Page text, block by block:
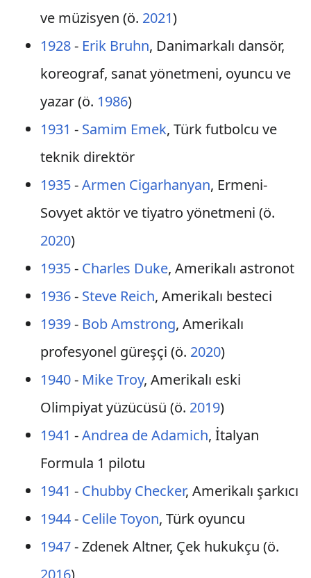
ve müzisyen (ö. 2021)
1928- Erik Bruhn, Danimarkalı dansör,
koreograf, sanat yönetmeni, oyuncu ve
yazar (ö. 1986)
1931 - Samim Emek, Türk futbolcu ve
teknik direktör
1935-Armen Cigarhanyan, Ermeni-
Sovyet aktör ve tiyatro yönetmeni (ö.
2020)
1935- Charles Duke, Amerikalı astronot
1936- Steve Reich, Amerikalı besteci
1939- Bob Amstrong, Amerikalı
profesyonel güreşçi (ö. 2020)
1940- Mike Troy, Amerikalı eski
Olimpiyat yüzücüsü (ö. 2019)
1941 -Andrea de Adamich, İtalyan
Formula 1 pilotu
1941 - Chubby Checker, Amerikalı şarkıcı
1944- Celile Toyon, Türk oyuncu
1947- Zdenek Altner, Çek hukukçu (ö.
2016)